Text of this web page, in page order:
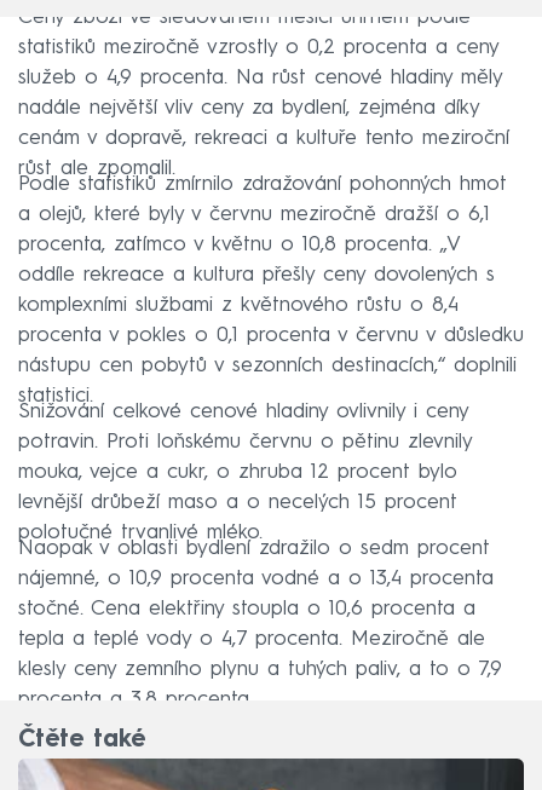
Ceny zboží ve sledovaném měsíci úhrnem podle
statistiků meziročně vzrostly o 0,2 procenta a ceny
služeb o 4,9 procenta. Na růst cenové hladiny měly
nadále největší vliv ceny za bydlení, zejména díky
cenám v dopravě, rekreaci a kultuře tento meziroční
růst ale zpomalil.
Podle statistiků zmírnilo zdražování pohonných hmot
a olejů, které byly v červnu meziročně dražší o 6,1
procenta, zatímco v květnu o 10,8 procenta. „V
oddíle rekreace a kultura přešly ceny dovolených s
komplexními službami z květnového růstu o 8,4
procenta v pokles o 0,1 procenta v červnu v důsledku
nástupu cen pobytů v sezonních destinacích,“ doplnili
statistici.
Snižování celkové cenové hladiny ovlivnily i ceny
potravin. Proti loňskému červnu o pětinu zlevnily
mouka, vejce a cukr, o zhruba 12 procent bylo
levnější drůbeží maso a o necelých 15 procent
polotučné trvanlivé mléko.
Naopak v oblasti bydlení zdražilo o sedm procent
nájemné, o 10,9 procenta vodné a o 13,4 procenta
stočné. Cena elektřiny stoupla o 10,6 procenta a
tepla a teplé vody o 4,7 procenta. Meziročně ale
klesly ceny zemního plynu a tuhých paliv, a to o 7,9
procenta a 3,8 procenta.
Čtěte také